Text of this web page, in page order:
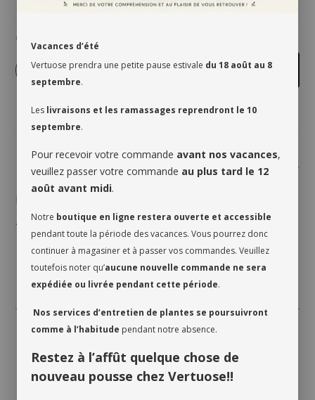
Quantité
- + Ajouter au panier
Partager
Description à venir
***pot en céramique non inclus ***
Vacances d’été
Vertuose prendra une petite pause estivale du 18 août au 8
septembre.
Les livraisons et les ramassages reprendront le 10
septembre.
Pour recevoir votre commande avant nos vacances,
veuillez passer votre commande au plus tard le 12
août avant midi.
Notre boutique en ligne restera ouverte et accessible
pendant toute la période des vacances. Vous pourrez donc
continuer à magasiner et à passer vos commandes. Veuillez
toutefois noter qu’aucune nouvelle commande ne sera
expédiée ou livrée pendant cette période.
Nos services d’entretien de plantes se poursuivront
comme à l’habitude pendant notre absence.
Restez à l’affût quelque chose de
nouveau pousse chez Vertuose!!